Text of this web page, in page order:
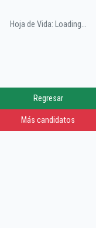
Hoja de Vida: Loading...
Regresar
Más candidatos